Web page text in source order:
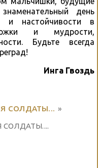
день
и настойчивости в
и мудрости,
Будьте всегда
Инга Гвоздь
СОЛДАТЫ... »